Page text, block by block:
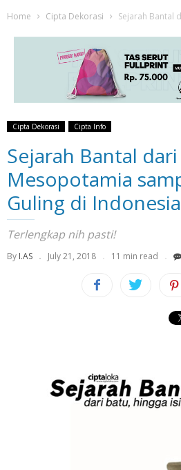
Home Cipta Dekorasi Sejarah Bantal dari
Cipta Dekorasi Cipta Info
Sejarah Bantal dari
Mesopotamia
Guling di Indonesia
Terlengkap nih pasti!
By I.AS July 21, 2018 11 min read